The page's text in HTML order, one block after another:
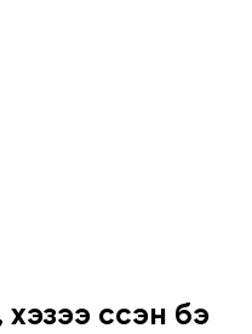
үүссэн бэ